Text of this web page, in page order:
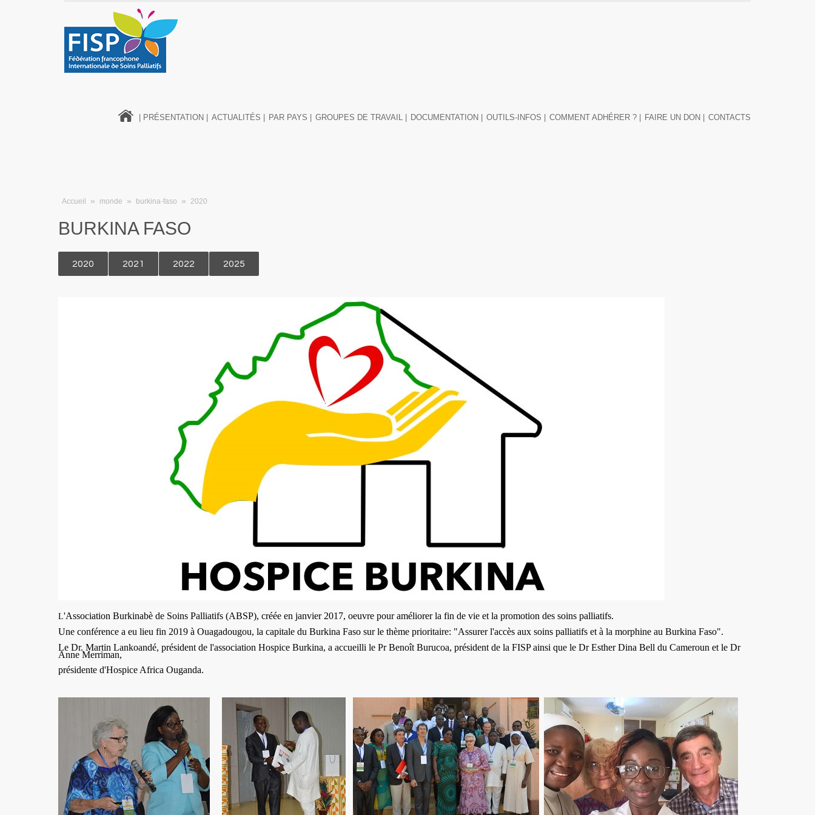
| PRÉSENTATION | ACTUALITÉS | PAR PAYS | GROUPES DE TRAVAIL | DOCUMENTATION | OUTILS-INFOS | COMMENT ADHÉRER ? | FAIRE UN DON | CONTACTS
Accueil » monde » burkina-faso » 2020
BURKINA FASO
2020 2021 2022 2025
L'Association Burkinabè de Soins Palliatifs (ABSP), créée en janvier 2017, oeuvre pour améliorer la fin de vie et la promotion des soins palliatifs.
Une conférence a eu lieu fin 2019 à Ouagadougou, la capitale du Burkina Faso sur le thème prioritaire: "Assurer l'accès aux soins palliatifs et à la morphine au Burkina Faso".
Le Dr. Martin Lankoandé, président de l'association Hospice Burkina, a accueilli le Pr Benoît Burucoa, président de la FISP ainsi que le Dr Esther Dina Bell du Cameroun et le Dr
Anne Merriman,
présidente d'Hospice Africa Ouganda.